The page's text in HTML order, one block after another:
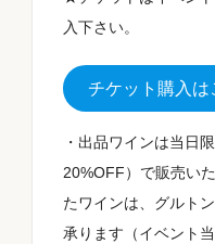
入下さい。
チケット購入は
・出品ワインは当日
20%OFF）で販売い
たワインは、グルト
承ります（イベント